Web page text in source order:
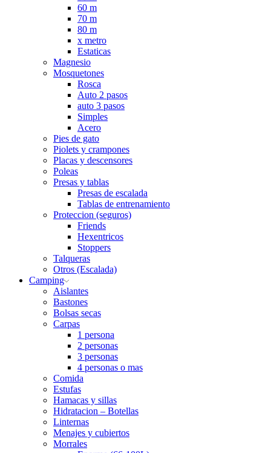
60 m
70 m
80 m
x metro
Estaticas
Magnesio
Mosquetones
Rosca
Auto 2 pasos
auto 3 pasos
Simples
Acero
Pies de gato
Piolets y crampones
Placas y descensores
Poleas
Presas y tablas
Presas de escalada
Tablas de entrenamiento
Proteccion (seguros)
Friends
Hexentricos
Stoppers
Talqueras
Otros (Escalada)
Camping
Aislantes
Bastones
Bolsas secas
Carpas
1 persona
2 personas
3 personas
4 personas o mas
Comida
Estufas
Hamacas y sillas
Hidratacion – Botellas
Linternas
Menajes y cubiertos
Morrales